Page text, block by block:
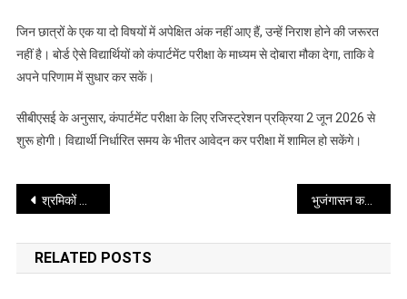
ज्यादा
छात्र
जिन छात्रों के एक या दो विषयों में अपेक्षित अंक नहीं आए हैं, उन्हें निराश होने की जरूरत
नहीं है। बोर्ड ऐसे विद्यार्थियों को कंपार्टमेंट परीक्षा के माध्यम से दोबारा मौका देगा, ताकि वे
अपने परिणाम में सुधार कर सकें।
सीबीएसई के अनुसार, कंपार्टमेंट परीक्षा के लिए रजिस्ट्रेशन प्रक्रिया 2 जून 2026 से
शुरू होगी। विद्यार्थी निर्धारित समय के भीतर आवेदन कर परीक्षा में शामिल हो सकेंगे।
Post
navigation
श्रमिकों के लिए यूपी सरकार की नई पहल, पंजीकरण पर मिलेंगी कई अहम सुविधाएं भुजंगासन कमर, पीठ और कंधों को मजबूत बनाने में लाभकारी
RELATED POSTS